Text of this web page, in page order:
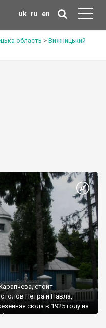
uk ru en
область > Вижницький
стоит
Петра и Павла,
сюда в 1925 году из